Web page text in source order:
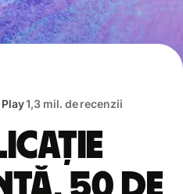
1,3 mil. de recenzii